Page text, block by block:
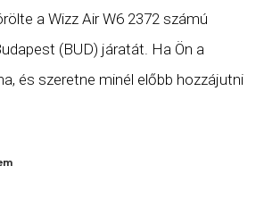
a Wizz Air W6 2372 számú
(BUD) járatát. Ha Ön a
és szeretne minél előbb hozzájutni